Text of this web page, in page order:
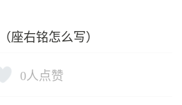
座右铭怎么写）
0人点赞